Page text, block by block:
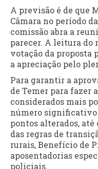
A previsão é de que
Câmara no período
comissão abra a
parecer. A leitura do
votação da proposta
a apreciação pelo
Para garantir a
de Temer para fazer
considerados mais
número significativo
pontos alterados, até
das regras de
rurais, Benefício de
aposentadorias
policiais.